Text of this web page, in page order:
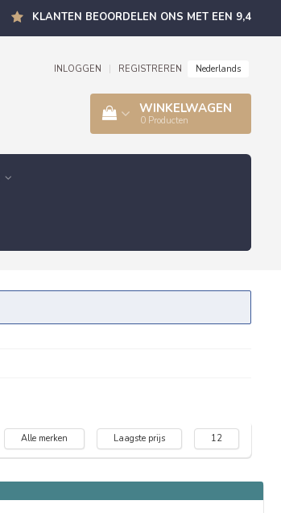
KLANTEN BEOORDELEN ONS MET EEN 9,4
INLOGGEN REGISTREREN Nederlands
WINKELWAGEN
0 Producten
Alle merken Laagste prijs 12